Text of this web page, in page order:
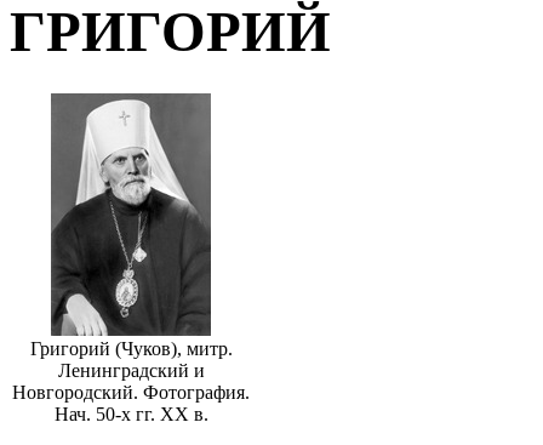
ГРИГОРИЙ
Григорий (Чуков), митр.
Ленинградский и
Новгородский. Фотография.
Нач. 50-х гг. XX в.